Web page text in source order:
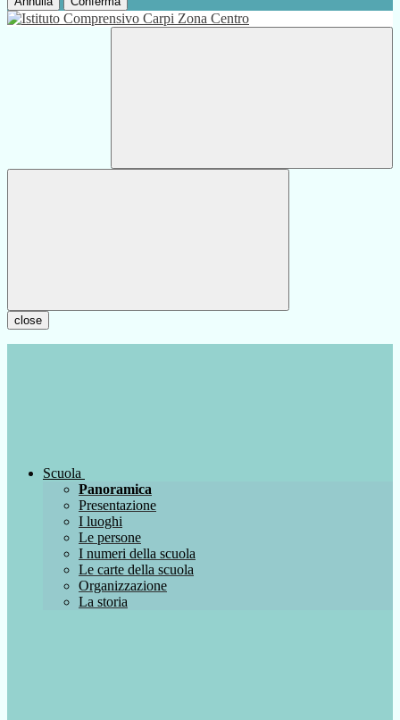
close
Scuola
Panoramica
Presentazione
I luoghi
Le persone
I numeri della scuola
Le carte della scuola
Organizzazione
La storia